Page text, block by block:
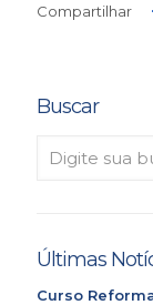
Compartilhar
Buscar
Últimas
Curso